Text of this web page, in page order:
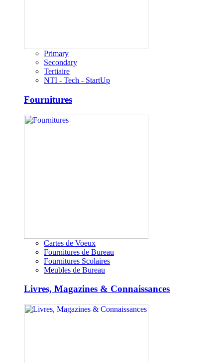
Primary
Secondary
Tertiaire
NTI - Tech - StartUp
Fournitures
Cartes de Voeux
Fournitures de Bureau
Fournitures Scolaires
Meubles de Bureau
Livres, Magazines & Connaissances